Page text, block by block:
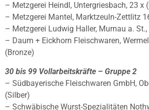
– Metzgerei Heindl, Untergriesbach, 23 x
– Metzgerei Mantel, Marktzeuln-Zettlitz
– Metzgerei Ludwig Haller, Murnau a. St.,
– Daum + Eickhorn Fleischwaren,
(Bronze)
30 bis 99 Vollarbeitskräfte – Gruppe 2
– Südbayerische Fleischwaren GmbH,
(Silber)
– Schwäbische Wurst-Spezialitäten